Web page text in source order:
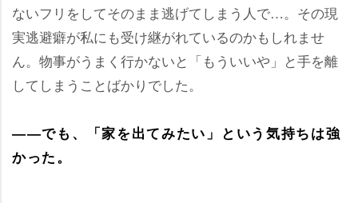
ないフリをしてそのまま逃げてしまう人で…。その現
実逃避癖が私にも受け継がれているのかもしれませ
ん。物事がうまく行かないと「もういいや」と手を離
してしまうことばかりでした。
――でも、「家を出てみたい」という気持ちは強
かった。